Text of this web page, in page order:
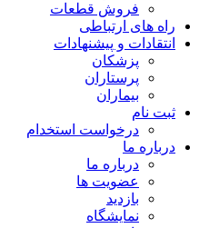
فروش قطعات
راه های ارتباطی
انتقادات و پيشنهادات
پزشكان
پرستاران
بيماران
ثبت نام
درخواست استخدام
درباره ما
درباره ما
عضویت ها
بازدید
نمایشگاه